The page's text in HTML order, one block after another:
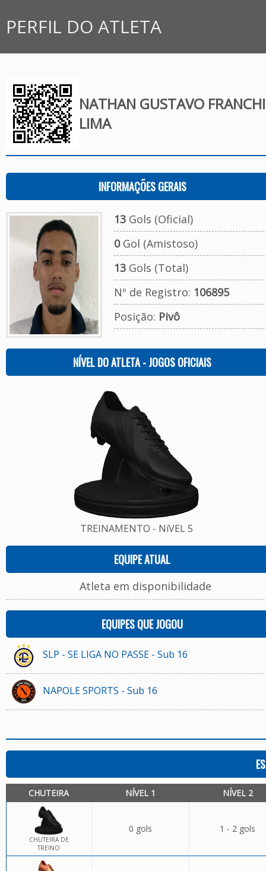
PERFIL DO ATLETA
NATHAN GUSTAVO
LIMA
INFORMAÇÕES GERAIS
13Gols (Oficial)
0Gol (Amistoso)
13Gols (Total)
Nº de Registro: 106895
Posição: Pivô
NÍVEL DO ATLETA - JOGOS OFICIAIS
TREINAMENTO - NíVEL 5
EQUIPE ATUAL
Atleta em disponibilidade
EQUIPES QUE JOGOU
SLP - SE LIGA NO PASSE - Sub 16
NAPOLE SPORTS - Sub 16
CHUTEIRA NÍVEL 1 NÍVEL 2
CHUTEIRA DE
TREINO
0 gols 1 - 2 gols